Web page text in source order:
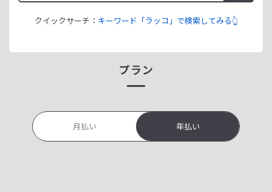
クイックサーチ： キーワード「ラッコ」で検索してみる👆
プラン
月払い 年払い